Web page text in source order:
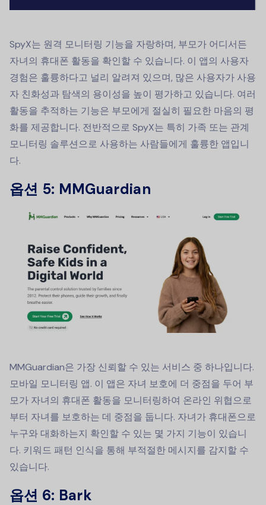
SpyX는 원격 모니터링 기능을 자랑하며, 부모가 어디서든
자녀의 휴대폰 활동을 확인할 수 있습니다. 이 앱의 사용자
경험은 훌륭하다고 널리 알려져 있으며, 많은 사용자가 사용
자 친화성과 탐색의 용이성을 높이 평가하고 있습니다. 여러
활동을 추적하는 기능은 부모에게 절실히 필요한 마음의 평
화를 제공합니다. 전반적으로 SpyX는 특히 가족 또는 관계
모니터링 솔루션으로 사용하는 사람들에게 훌륭한 앱입니
다.
옵션 5: MMGuardian
MMGuardian은 가장 신뢰할 수 있는 서비스 중 하나입니다.
모바일 모니터링 앱. 이 앱은 자녀 보호에 더 중점을 두어 부
모가 자녀의 휴대폰 활동을 모니터링하여 온라인 위협으로
부터 자녀를 보호하는 데 중점을 둡니다. 자녀가 휴대폰으로
누구와 대화하는지 확인할 수 있는 몇 가지 기능이 있습니
다. 키워드 패턴 인식을 통해 부적절한 메시지를 감지할 수
있습니다.
옵션 6: Bark